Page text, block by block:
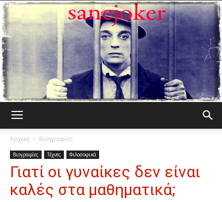
Αρχική Βιογραφίες
Βιογραφίες Τέχνες Φιλοσοφικά
Γιατί οι γυναίκες δεν είναι
καλές στα μαθηματικά;